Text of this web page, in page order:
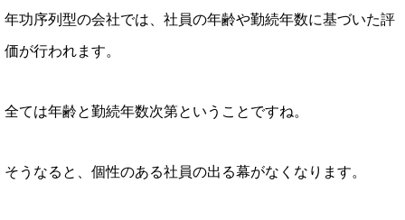
年功序列型の会社では、社員の年齢や勤続年数に基づいた評
価が行われます。
全ては年齢と勤続年数次第ということですね。
そうなると、個性のある社員の出る幕がなくなります。